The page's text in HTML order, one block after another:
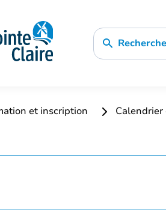
Recherche
et inscription
Calendrier